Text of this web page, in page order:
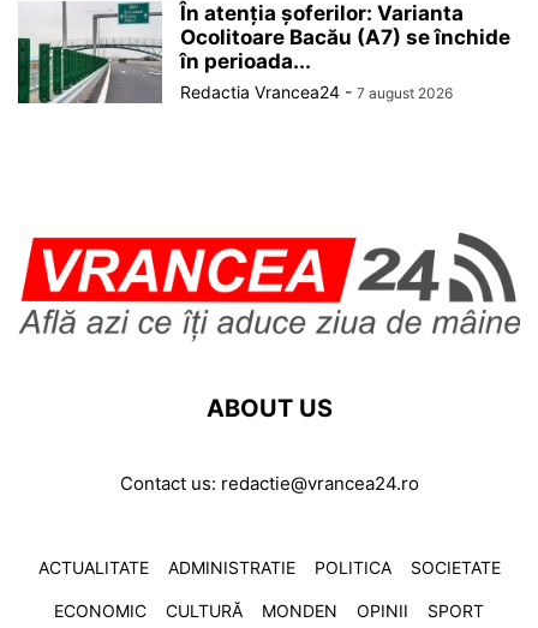
În atenția șoferilor: Varianta
Ocolitoare Bacău (A7) se închide
în perioada...
Redactia Vrancea24 - 7 august 2026
ABOUT US
Contact us: redactie@vrancea24.ro
ACTUALITATE ADMINISTRATIE POLITICA SOCIETATE
ECONOMIC CULTURĂ MONDEN OPINII SPORT